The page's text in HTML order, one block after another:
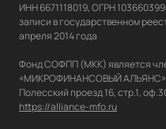
ИНН 6671118019, ОГРН
записи в государственном
апреля 2014 года
Фонд СОФПП (МКК) является
«МИКРОФИНАНСОВЫЙ АЛЬЯНС» с
https://alliance-mfo.ru